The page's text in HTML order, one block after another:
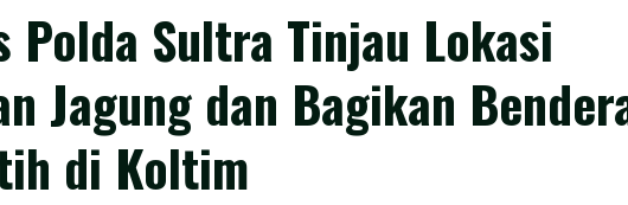
Polda Sultra Tinjau Lokasi
Jagung dan Bagikan
di Koltim